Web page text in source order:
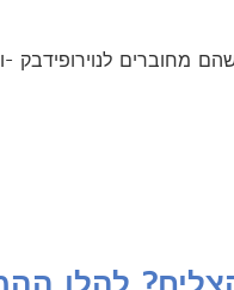
מחוברים לנוירופידבק -
להלן